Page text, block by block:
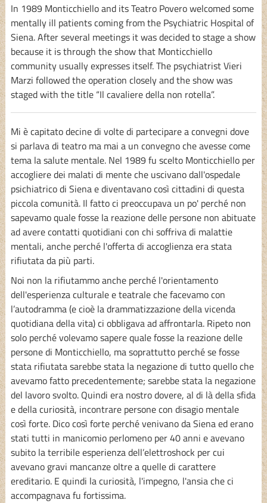
In 1989 Monticchiello and its Teatro Povero welcomed some
mentally ill patients coming from the Psychiatric Hospital of
Siena. After several meetings it was decided to stage a show
because it is through the show that Monticchiello
community usually expresses itself. The psychiatrist Vieri
Marzi followed the operation closely and the show was
staged with the title “Il cavaliere della non rotella”.
Mi è capitato decine di volte di partecipare a convegni dove
si parlava di teatro ma mai a un convegno che avesse come
tema la salute mentale. Nel 1989 fu scelto Monticchiello per
accogliere dei malati di mente che uscivano dall'ospedale
psichiatrico di Siena e diventavano così cittadini di questa
piccola comunità. Il fatto ci preoccupava un po' perché non
sapevamo quale fosse la reazione delle persone non abituate
ad avere contatti quotidiani con chi soffriva di malattie
mentali, anche perché l'offerta di accoglienza era stata
rifiutata da più parti.
Noi non la rifiutammo anche perché l'orientamento
dell'esperienza culturale e teatrale che facevamo con
l’autodramma (e cioè la drammatizzazione della vicenda
quotidiana della vita) ci obbligava ad affrontarla. Ripeto non
solo perché volevamo sapere quale fosse la reazione delle
persone di Monticchiello, ma soprattutto perché se fosse
stata rifiutata sarebbe stata la negazione di tutto quello che
avevamo fatto precedentemente; sarebbe stata la negazione
del lavoro svolto. Quindi era nostro dovere, al di là della sfida
e della curiosità, incontrare persone con disagio mentale
così forte. Dico così forte perché venivano da Siena ed erano
stati tutti in manicomio perlomeno per 40 anni e avevano
subito la terribile esperienza dell’elettroshock per cui
avevano gravi mancanze oltre a quelle di carattere
ereditario. E quindi la curiosità, l'impegno, l'ansia che ci
accompagnava fu fortissima.